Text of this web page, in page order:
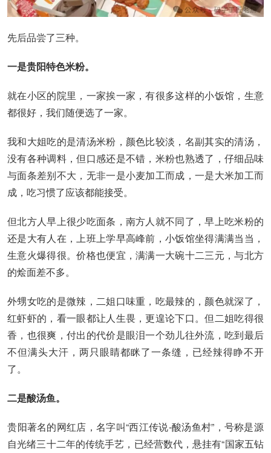
先后品尝了三种。
一是贵阳特色米粉。
就在小区的院里，一家挨一家，有很多这样的小饭馆，生意
都很好，我们随便选了一家。
我和大姐吃的是清汤米粉，颜色比较淡，名副其实的清汤，
没有各种调料，但口感还是不错，米粉也熟透了，仔细品味
与面条差别不大，无非一是小麦加工而成，一是大米加工而
成，吃习惯了应该都能接受。
但北方人早上很少吃面条，南方人就不同了，早上吃米粉的
还是大有人在，上班上学早高峰前，小饭馆坐得满满当当，
生意火爆得很。价格也便宜，满满一大碗十二三元，与北方
的烩面差不多。
外甥女吃的是微辣，二姐口味重，吃最辣的，颜色就深了，
红虾虾的，看一眼都让人生畏，更遑论下口。但二姐吃得很
香，也很爽，付出的代价是眼泪一个劲儿往外流，吃到最后
不但满头大汗，两只眼睛都眯了一条缝，已经辣得睁不开
了。
二是酸汤鱼。
贵阳著名的网红店，名字叫“西江传说-酸汤鱼村”，号称是源
自光绪三十二年的传统手艺，已经营数代，悬挂有“国家五钻